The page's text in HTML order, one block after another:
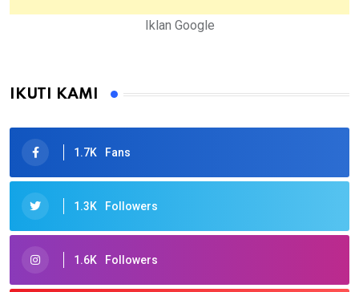
Iklan Google
IKUTI KAMI
1.7K Fans
1.3K Followers
1.6K Followers